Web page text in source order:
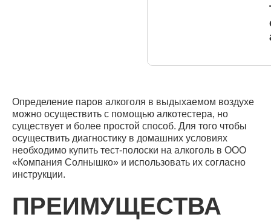
Определение паров алкоголя в выдыхаемом воздухе
можно осуществить с помощью алкотестера, но
существует и более простой способ. Для того чтобы
осуществить диагностику в домашних условиях
необходимо купить тест-полоски на алкоголь в ООО
«Компания Солнышко» и использовать их согласно
инструкции.
ПРЕИМУЩЕСТВА